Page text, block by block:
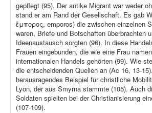
gepflegt (95). Der antike Migrant war weder
stand er am Rand der Gesellschaft. Es gab
ἔμπορος, emporos) die zwischen einzelnen
waren, Briefe und Botschaften überbrachten
Ideenaustausch sorgten (96). In diese
Frauen eingebunden, die wie eine Frau
internationalen Handels gehörten (99). Wie
die entscheidenden Quellen an (Ac 16, 13-
herausragendes Beispiel für christliche
Lyon, der aus Smyrna stammte (105). Auch
Soldaten spielten bei der Christianisierung
(107-109).